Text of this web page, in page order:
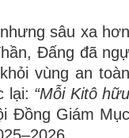
sâu xa
Đấng đã
vùng an
lại: “Mỗi Kitô
Đồng Giám